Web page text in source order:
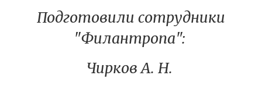
Подготовили сотрудники
"Филантропа":
Чирков А. Н.